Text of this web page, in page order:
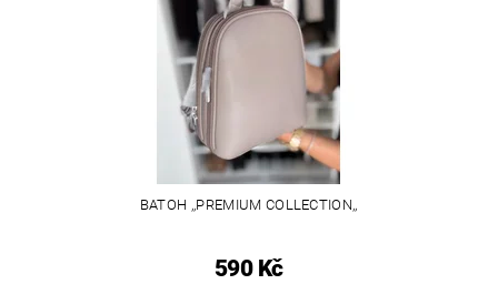
BATOH ,,PREMIUM COLLECTION,,
590 Kč